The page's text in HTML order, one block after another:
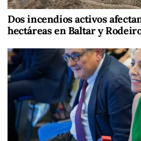
Dos incendios activos
hectáreas en Baltar y